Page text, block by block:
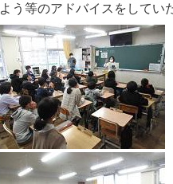
よう等のアドバイスをしてい